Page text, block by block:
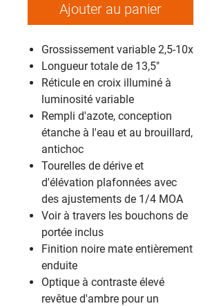
Ajouter au panier
Grossissement variable 2,5-10x
Longueur totale de 13,5"
Réticule en croix illuminé à
luminosité variable
Rempli d'azote, conception
étanche à l'eau et au brouillard,
antichoc
Tourelles de dérive et
d'élévation plafonnées avec
des ajustements de 1/4 MOA
Voir à travers les bouchons de
portée inclus
Finition noire mate entièrement
enduite
Optique à contraste élevé
revêtue d'ambre pour un